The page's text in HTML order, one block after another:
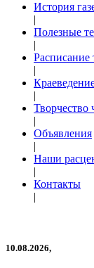
История
|
Полезные
|
Расписание
|
|
Творчество
|
Объявления
|
Наши
|
Контакты
|
10.08.2026,